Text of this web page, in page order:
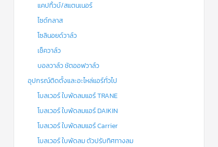
แคปทิ้วบ์/สแตนเนอร์
ไซด์กลาส
โซลินอยด์วาล์ว
เช็ควาล์ว
บอลวาล์ว ชัตออฟวาล์ว
อุปกรณ์ติดตั้งและอะไหล่แอร์ทั่วไป
โบลเวอร์ ใบพัดลมแอร์ TRANE
โบลเวอร์ ใบพัดลมแอร์ DAIKIN
โบลเวอร์ ใบพัดลมแอร์ Carrier
โบลเวอร์ ใบพัดลม ตัวปรับทิศทางลม